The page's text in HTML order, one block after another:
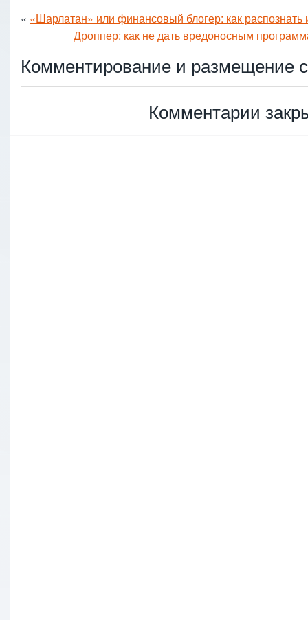
« «Шарлатан» или финансовый блогер: как распознать
Дроппер: как не дать вредоносным
Комментирование и размещение
Комментарии